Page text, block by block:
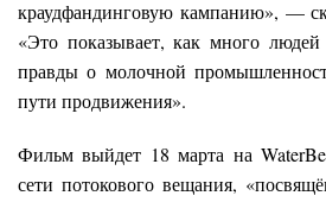
краудфандинговую кампанию», —
«Это показывает, как много
правды о молочной
пути продвижения».
Фильм выйдет 18 марта на
сети потокового вещания,